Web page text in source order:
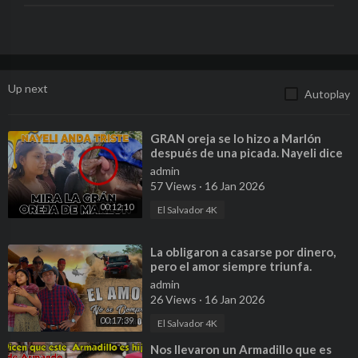
Up next Autoplay
00:12:10
⁣GRAN oreja se lo hizo a Marlón
después de una picada. Nayeli dice
andar triste por esta razón.
admin
57 Views · 16 Jan 2026
El Salvador 4K
00:17:39
⁣La obligaron a casarse por dinero,
pero el amor siempre triunfa.
admin
26 Views · 16 Jan 2026
El Salvador 4K
⁣Nos llevaron un Armadillo que es